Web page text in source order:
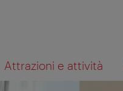
Attrazioni e attività
Cosa
cerchi?